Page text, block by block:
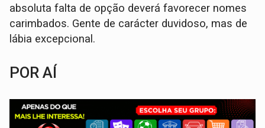
absoluta falta de opção deverá favorecer nomes
carimbados. Gente de carácter duvidoso, mas de
lábia excepcional.
POR AÍ